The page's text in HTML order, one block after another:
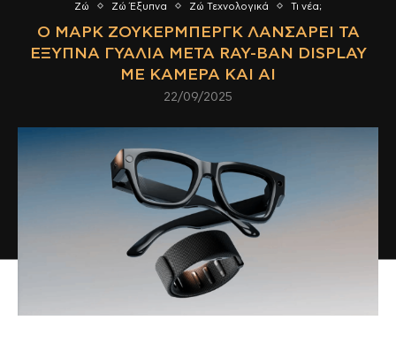
Ζώ Ζώ Έξυπνα Ζώ Τεχνολογικά Τι νέα;
Ο ΜΑΡΚ ΖΟΎΚΕΡΜΠΕΡΓΚ ΛΑΝΣΆΡΕΙ ΤΑ
ΈΞΥΠΝΑ ΓΥΑΛΙΆ META RAY-BAN DISPLAY
ΜΕ ΚΆΜΕΡΑ ΚΑΙ AI
22/09/2025